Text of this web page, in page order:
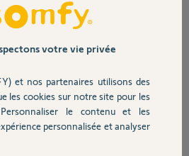
de désactivation de la tahoma
6 jours. Est- ce que c'est en cours?
au fil de discussion
votre vie privée
et nos partenaires utilisons des
les cookies sur notre site pour les
le contenu et les
personnalisée et analyser